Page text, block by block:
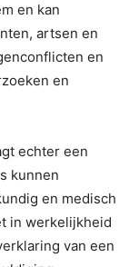
en kan
artsen en
en
en
echter een
kunnen
en medisch
in werkelijkheid
van een